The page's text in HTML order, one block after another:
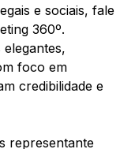
e sociais, fale
360º.
foco em
credibilidade e
representante